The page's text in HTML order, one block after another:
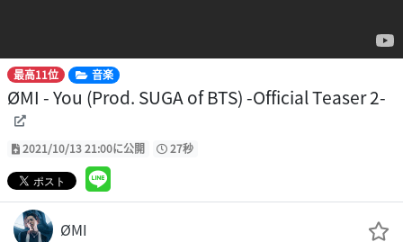
最高11位 音楽
ØMI - You (Prod. SUGA of BTS) -Official Teaser 2-
2021/10/13 21:00に公開 27秒
ØMI